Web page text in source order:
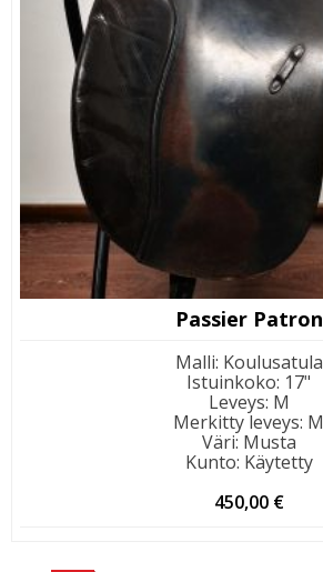
Passier Patron
Malli: Koulusatula
Istuinkoko: 17"
Leveys: M
Merkitty leveys: M
Väri: Musta
Kunto: Käytetty
450,00 €